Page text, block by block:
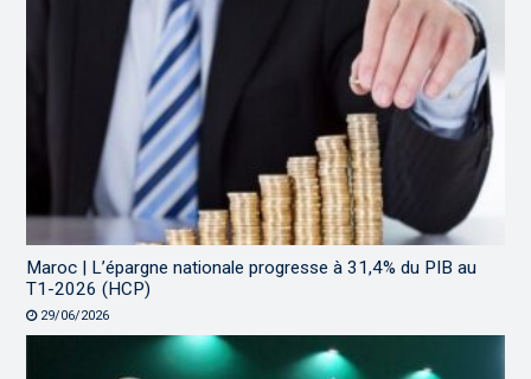
Maroc | L’épargne nationale progresse à 31,4% du PIB au
T1-2026 (HCP)
29/06/2026